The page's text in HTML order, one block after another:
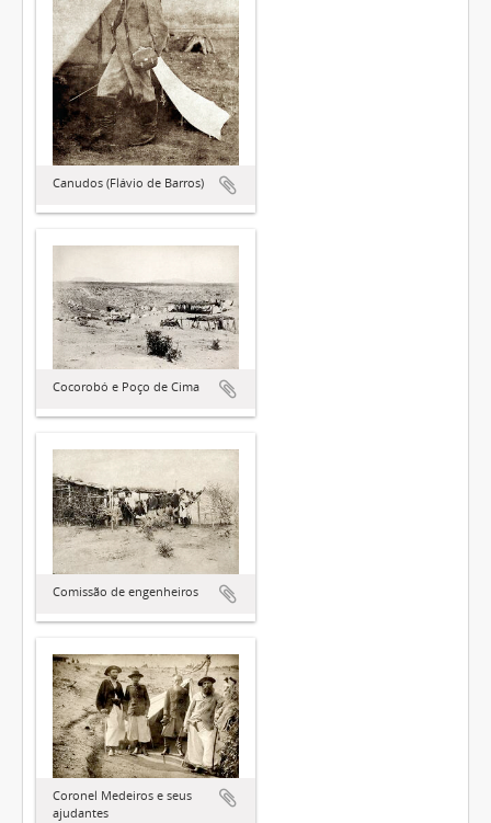
Canudos (Flávio de Barros)
Cocorobó e Poço de Cima
Comissão de engenheiros
Coronel Medeiros e seus
ajudantes